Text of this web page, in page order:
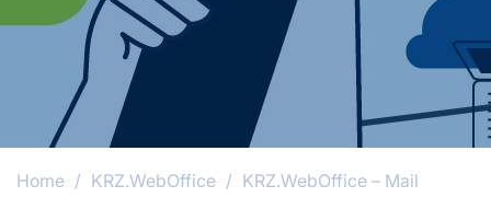
Home / KRZ.WebOffice / KRZ.WebOffice – Mail